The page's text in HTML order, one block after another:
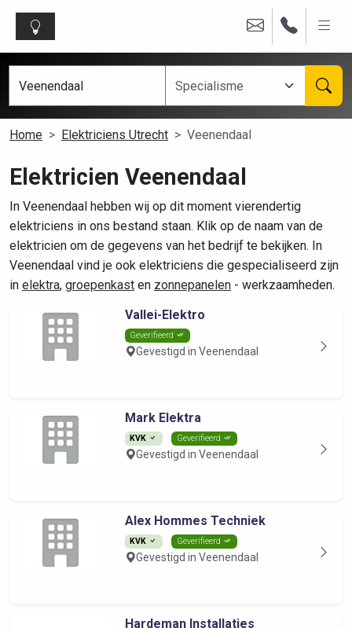
Home Elektriciens Utrecht Veenendaal
Elektricien Veenendaal
In Veenendaal hebben wij op dit moment vierendertig
elektriciens in ons bestand staan. Klik op de naam van de
elektricien om de gegevens van het bedrijf te bekijken. In
Veenendaal vind je ook elektriciens die gespecialiseerd zijn
in elektra, groepenkast en zonnepanelen - werkzaamheden.
Vallei-Elektro
Geverifieerd
Gevestigd in Veenendaal
Mark Elektra
KVK Geverifieerd
Gevestigd in Veenendaal
Alex Hommes Techniek
KVK Geverifieerd
Gevestigd in Veenendaal
Hardeman Installaties